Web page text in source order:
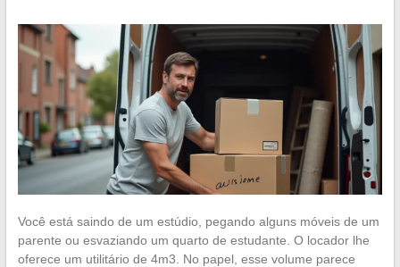
Você está saindo de um estúdio, pegando alguns móveis de um
parente ou esvaziando um quarto de estudante. O locador lhe
oferece um utilitário de 4m3. No papel, esse volume parece